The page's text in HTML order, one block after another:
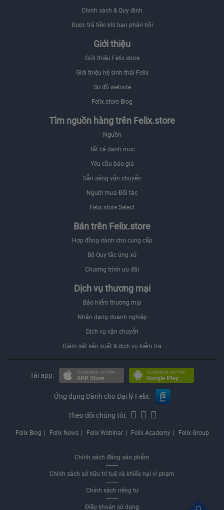
Chính sách & Quy định
Được trả tiền khi bạn phản hồi
Giới thiệu
Giới thiệu Felix.store
Giới thiệu hệ sinh thái Felix
Sơ đồ website
Felix.store Blog
Tìm nguồn hàng trên Felix.store
Nguồn
Tất cả danh mục
Yêu cầu báo giá
Sẵn sàng vận chuyển
Người mua Đối tác
Felix.store Select
Bán trên Felix.store
Hợp đồng dành cho cung cấp
Bộ Quy tắc ứng xử
Chương trình ưu đãi
Dịch vụ thương mại
Bảo hiểm thương mại
Nhận dạng doanh nghiệp
Dịch vụ vận chuyển
Giám sát sản xuất & dịch vụ kiểm tra
Tải app:
Ứng dụng Dành cho Đại lý Felix:
Theo dõi chúng tôi:
Felix Blog Felix News Felix Webinar Felix Academy Felix Group
Chính sách đăng sản phẩm
Chính sách sở hữu trí tuệ và khiếu nại vi phạm
Chính sách riêng tư
Điều khoản sử dụng